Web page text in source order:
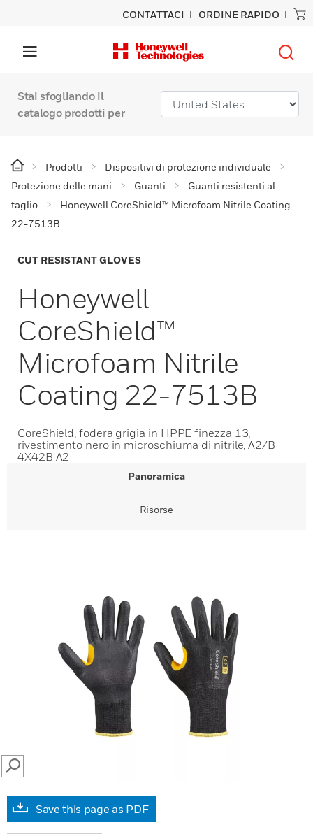
CONTATTACI ORDINE RAPIDO
Stai sfogliando il
catalogo prodotti per
Prodotti
Dispositivi di protezione individuale
Protezione delle mani
Guanti
Guanti resistenti al
taglio
Honeywell CoreShield™ Microfoam Nitrile Coating
22-7513B
CUT RESISTANT GLOVES
Honeywell
CoreShield™
Microfoam Nitrile
Coating 22-7513B
CoreShield, fodera grigia in HPPE finezza 13,
rivestimento nero in microschiuma di nitrile, A2/B
4X42B A2
Panoramica
Risorse
SEARCH
Save this page as PDF